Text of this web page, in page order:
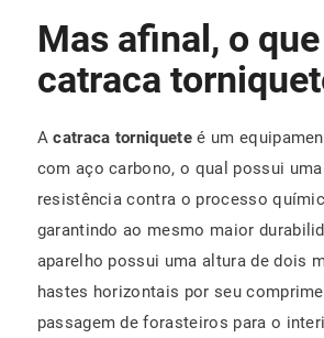
Mas afinal, o
catraca
Acatraca torniquete é um
com aço carbono, o qual possui uma
resistência contra o processo
garantindo ao mesmo maior
aparelho possui uma altura de dois
hastes horizontais por seu
passagem de forasteiros para o